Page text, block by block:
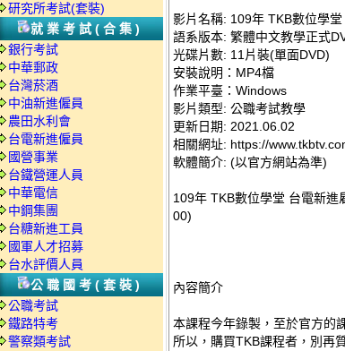
研究所考試(套裝)
就業考試(合集)
銀行考試
中華郵政
台灣菸酒
中油新進僱員
農田水利會
台電新進僱員
國營事業
台鐵營運人員
中華電信
中鋼集團
台糖新進工員
國軍人才招募
台水評價人員
公職國考(套裝)
公職考試
鐵路特考
警察類考試
影片名稱: 109年 TKB數位學
語系版本: 繁體中文教學正式
光碟片數: 11片裝(單面DVD)
安裝說明：MP4檔
作業平臺：Windows
影片類型: 公職考試教學
更新日期: 2021.06.02
相關網址: https://
軟體簡介: (以官方網站為準)
109年 TKB數位學堂 台電新
00)
內容簡介
本課程今年錄製，至於官方的
所以，購買TKB課程者，別再